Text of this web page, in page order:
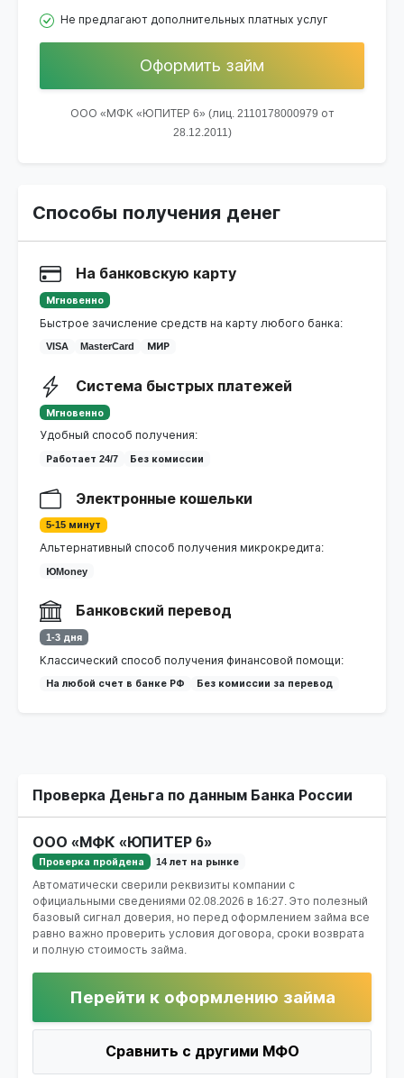
Не предлагают дополнительных платных услуг
Оформить займ
ООО «МФК «ЮПИТЕР 6» (лиц. 2110178000979 от
28.12.2011)
Способы получения денег
На банковскую карту
Мгновенно
Быстрое зачисление средств на карту любого банка:
VISA MasterCard МИР
Система быстрых платежей
Мгновенно
Удобный способ получения:
Работает 24/7 Без комиссии
Электронные кошельки
5-15 минут
Альтернативный способ получения микрокредита:
ЮMoney
Банковский перевод
1-3 дня
Классический способ получения финансовой помощи:
На любой счет в банке РФ Без комиссии за перевод
Проверка Деньга по данным Банка России
ООО «МФК «ЮПИТЕР 6»
Проверка пройдена 14 лет на рынке
Автоматически сверили реквизиты компании с
официальными сведениями 02.08.2026 в 16:27 . Это полезный
базовый сигнал доверия, но перед оформлением займа все
равно важно проверить условия договора, сроки возврата
и полную стоимость займа.
Перейти к оформлению займа
Сравнить с другими МФО